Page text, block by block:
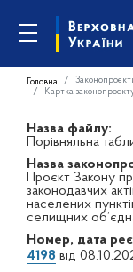
Головна
Картка
Назва файлу:
Порівняльна
Назва
Проєкт Закону
законодавчих
населених
селищних
Номер, дата
4198 від